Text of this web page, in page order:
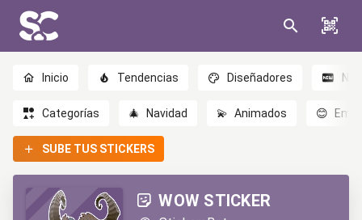
Inicio Tendencias Diseñadores
Categorías 🎄 Navidad 💫 Animados 😊
SUBE TUS STICKERS
WOW STICKER